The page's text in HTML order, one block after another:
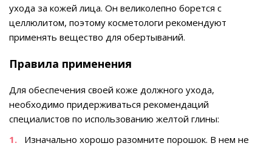
ухода за кожей лица. Он великолепно борется с
целлюлитом, поэтому косметологи рекомендуют
применять вещество для обертываний.
Правила применения
Для обеспечения своей коже должного ухода,
необходимо придерживаться рекомендаций
специалистов по использованию желтой глины:
Изначально хорошо разомните порошок. В нем не